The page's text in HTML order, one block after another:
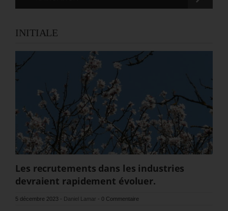
INITIALE
Les recrutements dans les industries
devraient rapidement évoluer.
5 décembre 2023 - Daniel Lamar - 0 Commentaire